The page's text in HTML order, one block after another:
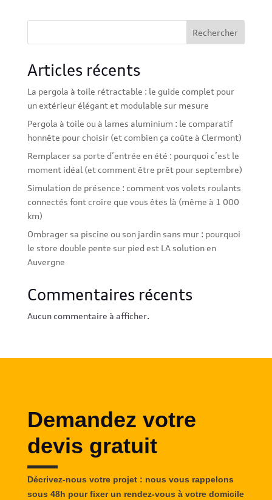
Rechercher
Articles récents
La pergola à toile rétractable : le guide complet pour
un extérieur élégant et modulable sur mesure
Pergola à toile ou à lames aluminium : le comparatif
honnête pour choisir (et combien ça coûte à Clermont)
Remplacer sa porte d’entrée en été : pourquoi c’est le
moment idéal (et comment être prêt pour septembre)
Simulation de présence : comment vos volets roulants
connectés font croire que vous êtes là (même à 1 000
km)
Ombrager sa piscine ou son jardin sans mur : pourquoi
le store double pente sur pied est LA solution en
Auvergne
Commentaires récents
Aucun commentaire à afficher.
Demandez votre
devis gratuit
Décrivez-nous votre projet : nous vous rappelons
sous 48h pour fixer un rendez-vous à votre domicile